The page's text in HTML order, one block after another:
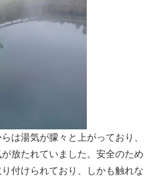
は湯気が朦々と上がっており、
放たれていました。安全のため
付けられており、しかも触れな